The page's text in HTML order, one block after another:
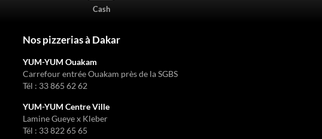
Cash
Nos pizzerias à Dakar
YUM-YUM Ouakam
Carrefour entrée Ouakam près de la SGBS
Tél : 33 865 62 62
YUM-YUM Centre Ville
Lamine Gueye x Kleber
Tél : 33 822 65 65